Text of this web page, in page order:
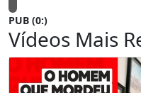
PUB (0:)
Vídeos Mais